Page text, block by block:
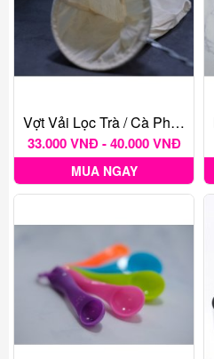
Vợt Vải Lọc Trà / Cà Phê VN Nhiều Kích Thước
33.000 VNĐ - 40.000 VNĐ
MUA NGAY